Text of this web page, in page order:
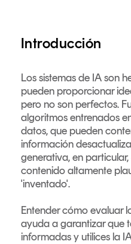
Introducción
Los sistemas de IA son
pueden proporcionar
pero no son perfectos.
algoritmos entrenados
datos, que pueden
información
generativa, en
contenido altamente
'inventado'.
Entender cómo evaluar
ayuda a garantizar que
informadas y utilices la